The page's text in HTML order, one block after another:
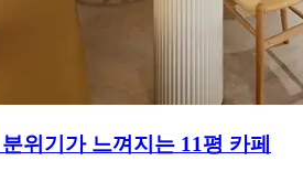
위기가 느껴지는 11평 카페